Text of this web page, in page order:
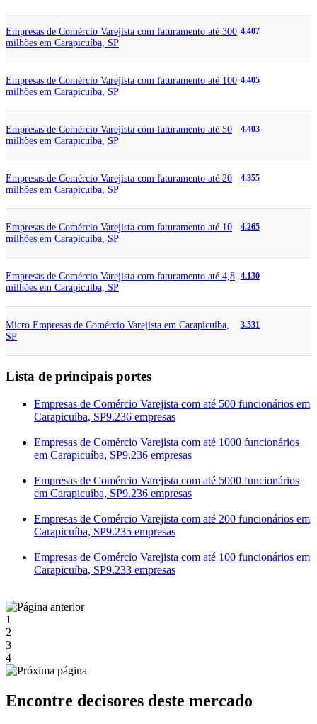
Empresas de Comércio Varejista com faturamento até 300
milhões em Carapicuíba, SP
4.407
Empresas de Comércio Varejista com faturamento até 100
milhões em Carapicuíba, SP
4.405
Empresas de Comércio Varejista com faturamento até 50
milhões em Carapicuíba, SP
4.403
Empresas de Comércio Varejista com faturamento até 20
milhões em Carapicuíba, SP
4.355
Empresas de Comércio Varejista com faturamento até 10
milhões em Carapicuíba, SP
4.265
Empresas de Comércio Varejista com faturamento até 4,8
milhões em Carapicuíba, SP
4.130
Micro Empresas de Comércio Varejista em Carapicuíba,
SP
3.531
Lista de principais portes
Empresas de Comércio Varejista com até 500 funcionários em
Carapicuíba, SP9.236 empresas
Empresas de Comércio Varejista com até 1000 funcionários
em Carapicuíba, SP9.236 empresas
Empresas de Comércio Varejista com até 5000 funcionários
em Carapicuíba, SP9.236 empresas
Empresas de Comércio Varejista com até 200 funcionários em
Carapicuíba, SP9.235 empresas
Empresas de Comércio Varejista com até 100 funcionários em
Carapicuíba, SP9.233 empresas
1
2
3
4
Encontre decisores deste mercado